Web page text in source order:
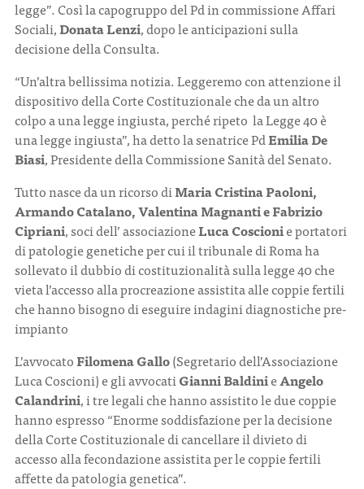
legge”. Così la capogruppo del Pd in commissione Affari
Sociali,Donata Lenzi, dopo le anticipazioni sulla
decisione della Consulta.
“Un’altra bellissima notizia. Leggeremo con attenzione il
dispositivo della Corte Costituzionale che da un altro
colpo a una legge ingiusta, perché ripeto la Legge 40 è
una legge ingiusta”, ha detto la senatrice PdEmilia De
Biasi, Presidente della Commissione Sanità del Senato.
Tutto nasce da un ricorso diMaria Cristina Paoloni,
Armando Catalano, Valentina Magnanti e Fabrizio
Cipriani, soci dell’ associazioneLuca Coscionie portatori
di patologie genetiche per cui il tribunale di Roma ha
sollevato il dubbio di costituzionalità sulla legge 40 che
vieta l’accesso alla procreazione assistita alle coppie fertili
che hanno bisogno di eseguire indagini diagnostiche pre-
impianto
L’avvocatoFilomena Gallo(Segretario dell’Associazione
Luca Coscioni) e gli avvocatiGianni BaldinieAngelo
Calandrini, i tre legali che hanno assistito le due coppie
hanno espresso “Enorme soddisfazione per la decisione
della Corte Costituzionale di cancellare il divieto di
accesso alla fecondazione assistita per le coppie fertili
affette da patologia genetica”.